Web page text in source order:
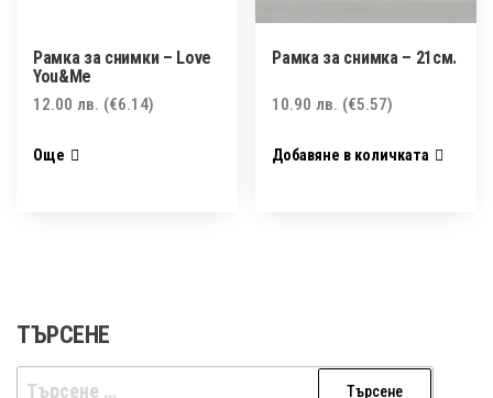
Рамка за снимки – Love
You&Me
12.00 лв. (€6.14)
Още
Рамка за снимка – 21см.
10.90лв. (€5.57)
Добавяне в количката
ТЪРСЕНЕ
Търсене